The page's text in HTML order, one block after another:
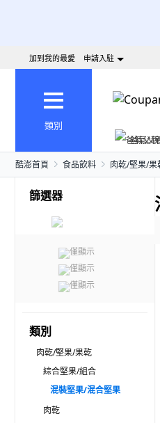
加到我的最愛 申請入駐
類別
爸氣父
酷澎首頁 食品飲料 肉乾/堅果/果
篩選器
僅顯示
僅顯示
僅顯示
類別
肉乾/堅果/果乾
綜合堅果/組合
混裝堅果/混合堅果
肉乾